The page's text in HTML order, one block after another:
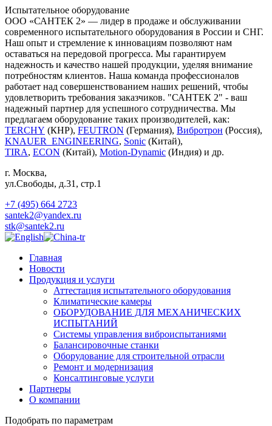
Испытательное оборудование
ООО «САНТЕК 2» — лидер в продаже и обслуживании
современного испытательного оборудования в России и СНГ.
Наш опыт и стремление к инновациям позволяют нам
оставаться на передовой прогресса. Мы гарантируем
надежность и качество нашей продукции, уделяя внимание
потребностям клиентов. Наша команда профессионалов
работает над совершенствованием наших решений, чтобы
удовлетворить требования заказчиков. "САНТЕК 2" - ваш
надежный партнер для успешного сотрудничества. Мы
предлагаем оборудование таких производителей, как:
TERCHY (КНР), FEUTRON (Германия), Вибротрон (Россия),
KNAUER_ENGINEERING, Sonic (Китай),
TIRA, ECON (Китай), Motion-Dynamic (Индия) и др.
г. Москва,
ул.Свободы, д.31, стр.1
+7 (495) 664 2723
santek2@yandex.ru
stk@santek2.ru
Главная
Новости
Продукция и услуги
Аттестация испытательного оборудования
Климатические камеры
ОБОРУДОВАНИЕ ДЛЯ МЕХАНИЧЕСКИХ
ИСПЫТАНИЙ
Системы управления виброиспытаниями
Балансировочные станки
Оборудование для строительной отрасли
Ремонт и модернизация
Консалтинговые услуги
Партнеры
О компании
Подобрать по параметрам